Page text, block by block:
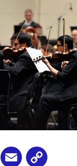
WhatsApp
Email